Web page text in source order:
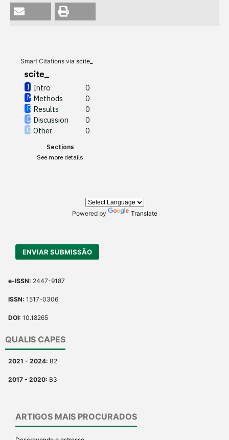
Smart Citations via scite_
Intro
0
Methods
0
Results
0
Discussion
0
Other
0
Sections
See more details
supports, mentions, or
contrasts the cited claim, and
Powered by Translate
ENVIAR SUBMISSÃO
e-ISSN: 2447-9187
ISSN: 1517-0306
DOI: 10.18265
QUALIS CAPES
2021 - 2024: B2
2017 - 2020: B3
ARTIGOS MAIS PROCURADOS